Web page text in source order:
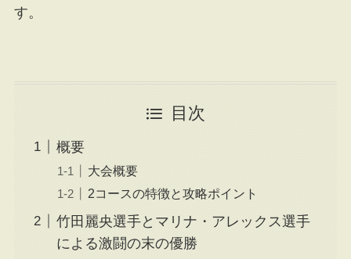
す。
目次
概要
大会概要
2コースの特徴と攻略ポイント
竹田麗央選手とマリナ・アレックス選手
による激闘の末の優勝